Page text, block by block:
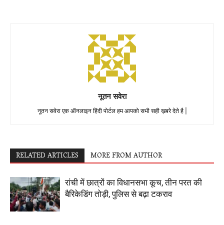
नूतन सवेरा
नूतन सवेरा एक ऑनलाइन हिंदी पोर्टल हम आपको सभी सही ख़बरे देते है |
RELATED ARTICLES MORE FROM AUTHOR
रांची में छात्रों का विधानसभा कूच, तीन परत की
बैरिकेडिंग तोड़ी, पुलिस से बढ़ा टकराव